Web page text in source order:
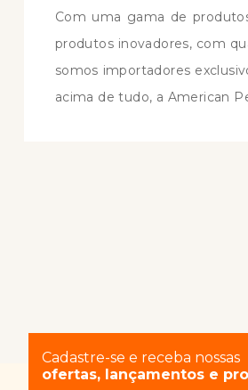
Com uma gama de
produtos inovadores, com
somos importadores
acima de tudo, a American
Cadastre-se e receba nossas
ofertas, lançamentos e